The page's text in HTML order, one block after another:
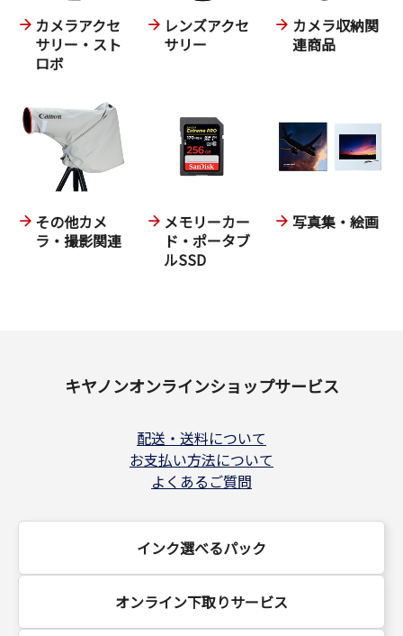
カメラアクセ
サリー・スト
ロボ
レンズアクセ
サリー
カメラ収納関
連商品
その他カメ
ラ・撮影関連
メモリーカー
ド・ポータブ
ルSSD
写真集・絵画
キヤノンオンラインショップサービス
配送・送料について
お支払い方法について
よくあるご質問
インク選べるパック
オンライン下取りサービス